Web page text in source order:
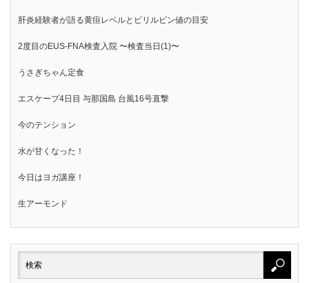
肝炎経験者が語る黄疸レベルとビリルビン値の目安
2度目のEUS-FNA検査入院 〜検査当日(1)〜
うさぎちゃん定食
エスケープ4日目 与那国島 台風16号直撃
今のテンション
水が甘くなった！
今日はヨガ講座！
生アーモンド